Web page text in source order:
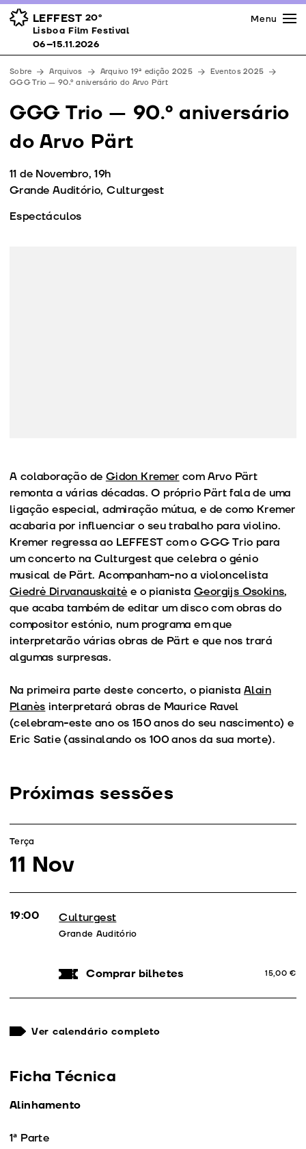
LEFFEST 20º
Lisboa Film Festival 06–15.11.2026
Prémios
Espaços
Apoios
Equipa
Downloads
Contactos
Menu
Lisboa Film Festival
06–15.11.2026
Sobre Arquivos Arquivo 19ª edição 2025
Eventos 2025
GGG Trio — 90.º aniversário do Arvo Pärt
GGG Trio — 90.º aniversário
do Arvo Pärt
11 de Novembro, 19h
Grande Auditório, Culturgest
Espectáculos
A colaboração deGidon Kremercom Arvo Pärt
remonta a várias décadas. O próprio Pärt fala de uma
ligação especial, admiração mútua, e de como Kremer
acabaria por influenciar o seu trabalho para violino.
Kremer regressa ao LEFFEST com o GGG Trio para
um concerto na Culturgest que celebra o génio
musical de Pärt. Acompanham-no a violoncelista
Giedrė Dirvanauskaitėe o pianistaGeorgijs Osokins,
que acaba também de editar um disco com obras do
compositor estónio, num programa em que
interpretarão várias obras de Pärt e que nos trará
algumas surpresas.
Na primeira parte deste concerto, o pianista Alain
Planèsinterpretará obras de Maurice Ravel
(celebram-este ano os 150 anos do seu nascimento) e
Eric Satie (assinalando os 100 anos da sua morte).
Próximas sessões
Terça
11 Nov
Terça
11 Nov
19:00 Culturgest
Grande Auditório
15,00 €
Comprar bilhetes 15,00 €
Ver calendário completo
Ficha Técnica
Alinhamento
1ª Parte